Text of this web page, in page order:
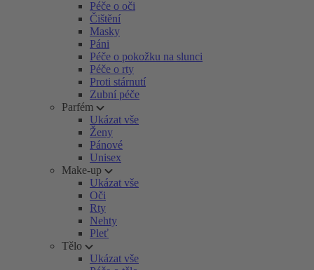
Péče o oči
Čištění
Masky
Páni
Péče o pokožku na slunci
Péče o rty
Proti stárnutí
Zubní péče
Parfém
Ukázat vše
Ženy
Pánové
Unisex
Make-up
Ukázat vše
Oči
Rty
Nehty
Pleť
Tělo
Ukázat vše